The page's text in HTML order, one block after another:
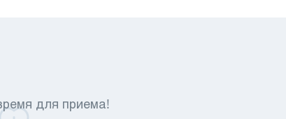
для приема!